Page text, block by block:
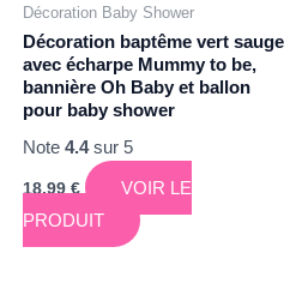
Décoration Baby Shower
Décoration baptême vert sauge
avec écharpe Mummy to be,
bannière Oh Baby et ballon
pour baby shower
Note4.4sur 5
18,99€
VOIR LE
PRODUIT